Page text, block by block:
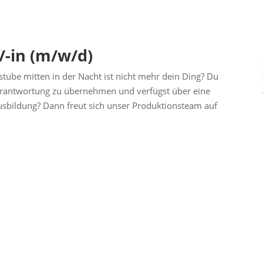
in (m/w/d)
mitten in der Nacht ist nicht mehr dein Ding? Du
zu übernehmen und verfügst über eine
Dann freut sich unser Produktionsteam auf